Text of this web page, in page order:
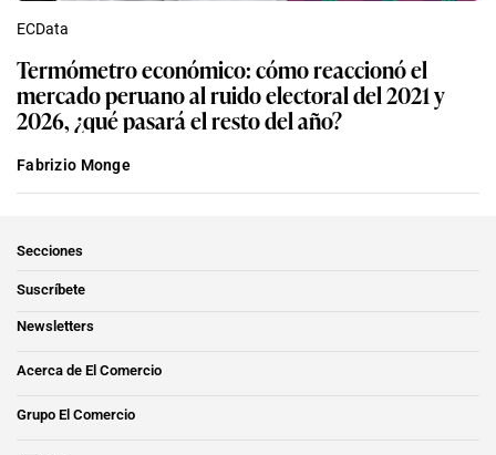
ECData
Termómetro económico: cómo reaccionó el
mercado peruano al ruido electoral del 2021 y
2026, ¿qué pasará el resto del año?
Fabrizio Monge
Secciones
Suscríbete
Newsletters
Acerca de El Comercio
Grupo El Comercio